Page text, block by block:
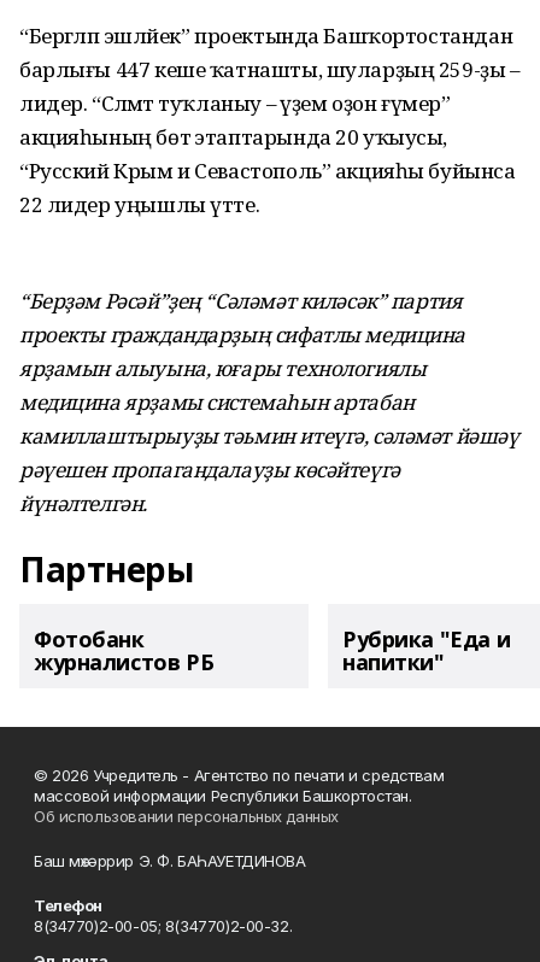
“Бергәләп эшләйек” проектында Башҡортостандан
барлығы 447 кеше ҡатнашты, шуларҙың 259-ҙы –
лидер. “Сәләмәт туҡланыу – әүҙем оҙон ғүмер”
акцияһының бөтә этаптарында 20 уҡыусы,
“Русский Крым и Севастополь” акцияһы буйынса
22 лидер уңышлы үтте.
“Берҙәм Рәсәй”ҙең “Сәләмәт киләсәк” партия
проекты граждандарҙың сифатлы медицина
ярҙамын алыуына, юғары технологиялы
медицина ярҙамы системаһын артабан
камиллаштырыуҙы тәьмин итеүгә, сәләмәт йәшәү
рәүешен пропагандалауҙы көсәйтеүгә
йүнәлтелгән.
Партнеры
Фотобанк
журналистов РБ
Рубрика "Еда и
напитки"
© 2026 Учредитель - Агентство по печати и средствам
массовой информации Республики Башкортостан.
Об использовании персональных данных
Баш мөхәррир Э. Ф. БАҺАУЕТДИНОВА
Телефон
8(34770)2-00-05; 8(34770)2-00-32.